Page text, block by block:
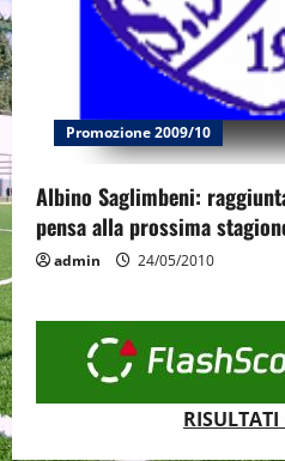
Promozione 2009/10
Albino Saglimbeni:
pensa alla prossima
admin 24/05/2010
RISULTATI